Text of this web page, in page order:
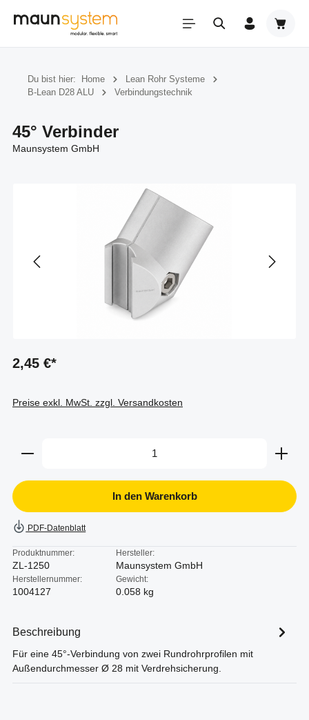
Zum Hauptinhalt springen
Du bist hier: Home
Lean Rohr Systeme
B-Lean D28 ALU
Verbindungstechnik
45° Verbinder
Maunsystem GmbH
2,45 €*
Preise exkl. MwSt. zzgl. Versandkosten
Produkt Anzahl: Gib den gewünschten Wert ein
In den Warenkorb
PDF-Datenblatt
Produktnummer:
ZL-1250
Hersteller:
Maunsystem GmbH
Herstellernummer:
1004127
Gewicht:
0.058 kg
Beschreibung
Für eine 45°-Verbindung von zwei Rundrohrprofilen mit
Außendurchmesser Ø 28 mit Verdrehsicherung.